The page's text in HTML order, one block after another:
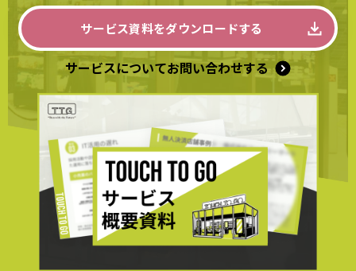
サービス資料をダウンロードする
サービスについてお問い合わせする